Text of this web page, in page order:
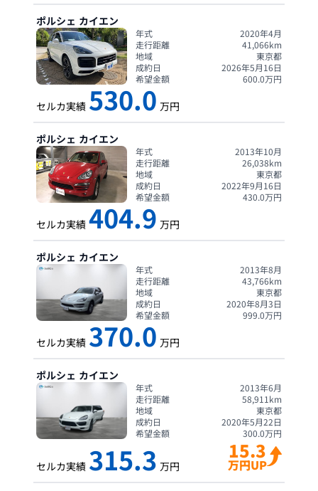
ポルシェ カイエン
年式
2020年4月
走行距離
41,066km
地域
東京都
成約日
2026年5月16日
希望金額
600.0万円
セルカ実績 530.0 万円
ポルシェ カイエン
年式
2013年10月
走行距離
26,038km
地域
東京都
成約日
2022年9月16日
希望金額
430.0万円
セルカ実績 404.9 万円
ポルシェ カイエン
年式
2013年8月
走行距離
43,766km
地域
東京都
成約日
2020年8月3日
希望金額
999.0万円
セルカ実績 370.0 万円
ポルシェ カイエン
年式
2013年6月
走行距離
58,911 km
地域
東京都
成約日
2020年5月22日
希望金額
300.0万円
セルカ実績 315.3 万円
15.3
万円UP